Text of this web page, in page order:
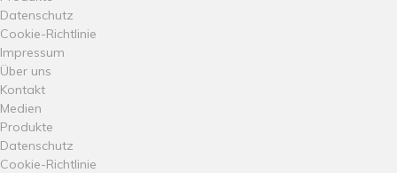
Datenschutz
Cookie-Richtlinie
Impressum
Über uns
Kontakt
Medien
Produkte
Datenschutz
Cookie-Richtlinie